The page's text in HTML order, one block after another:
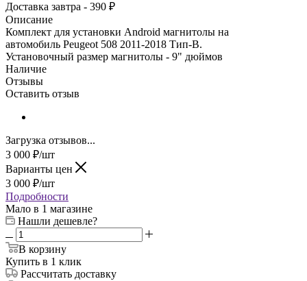
Доставка завтра - 390 ₽
Описание
Комплект для установки Android магнитолы на
автомобиль Peugeot 508 2011-2018 Тип-B.
Установочный размер магнитолы - 9" дюймов
Наличие
Отзывы
Оставить отзыв
Загрузка отзывов...
3 000 ₽/шт
Варианты цен
3 000 ₽/шт
Подробности
Мало в 1 магазине
Нашли дешевле?
В корзину
Купить в 1 клик
Рассчитать доставку